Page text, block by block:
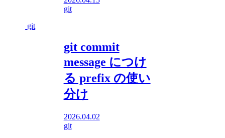
git
git
git commit
message につけ
る prefix の使い
分け
2026.04.02
git